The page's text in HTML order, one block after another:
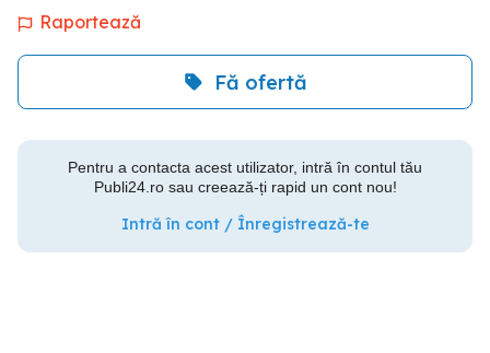
Raportează
Fă ofertă
Pentru a contacta acest utilizator, intră în contul tău
Publi24.ro sau creează-ți rapid un cont nou!
Intră în cont / Înregistrează-te